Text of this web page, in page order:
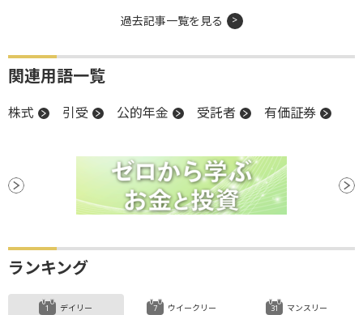
過去記事一覧を見る
関連用語一覧
株式 引受 公的年金 受託者 有価証券
ランキング
デイリー ウイークリー マンスリー